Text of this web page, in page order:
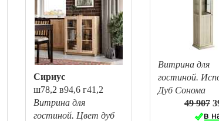
Сириус
ш78,2 в94,6 г41,2
Витрина для
гостиной. Цвет дуб
Витрина для
гостиной.
Дуб Сонома
49 907